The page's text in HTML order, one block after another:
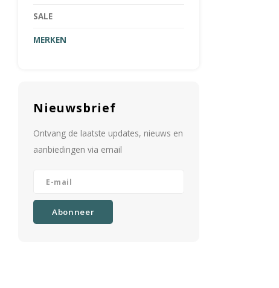
SALE
MERKEN
Nieuwsbrief
Ontvang de laatste updates, nieuws en
aanbiedingen via email
Abonneer